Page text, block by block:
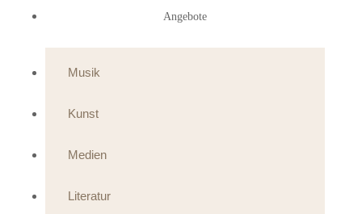
Angebote
Musik
Kunst
Medien
Literatur